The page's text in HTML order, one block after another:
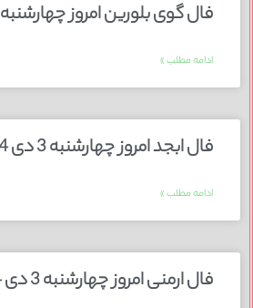
فال گوی بلورین امروز چهارشنبه 3 دی 1404
ادامه مطلب »
فال ابجد امروز چهارشنبه 3 دی 1404
ادامه مطلب »
فال ارمنی امروز چهارشنبه 3 دی 1404